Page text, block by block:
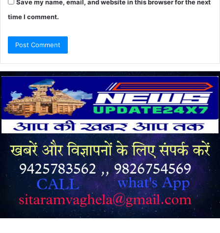
Save my name, email, and website in this browser for the next
time I comment.